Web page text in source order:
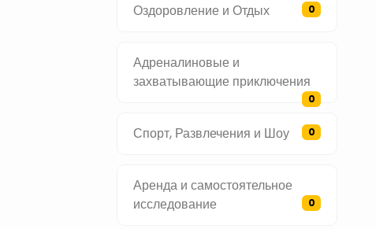
Оздоровление и Отдых 0
Адреналиновые и
захватывающие приключения
0
Спорт, Развлечения и Шоу 0
Аренда и самостоятельное
исследование
0